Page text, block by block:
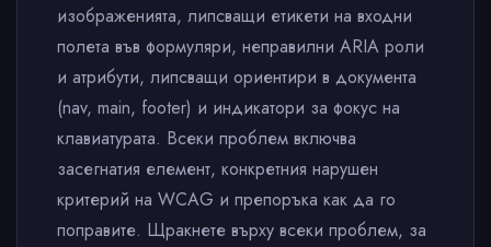
изображенията, липсващи етикети на входни
полета във формуляри, неправилни ARIA роли
и атрибути, липсващи ориентири в документа
(nav, main, footer) и индикатори за фокус на
клавиатурата. Всеки проблем включва
засегнатия елемент, конкретния нарушен
критерий на WCAG и препоръка как да го
поправите. Щракнете върху всеки проблем, за